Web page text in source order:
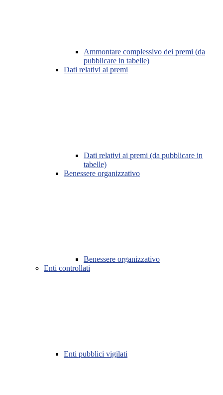
Ammontare complessivo dei premi (da
pubblicare in tabelle)
Dati relativi ai premi
Dati relativi ai premi (da pubblicare in
tabelle)
Benessere organizzativo
Benessere organizzativo
Enti controllati
Enti pubblici vigilati